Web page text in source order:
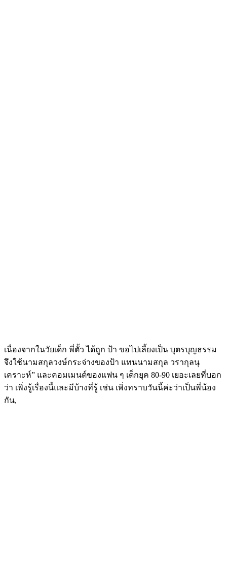
เนื่องจากในวัยเด็ก พี่ตั้ว ได้ถูก ป้า ขอไปเลี้ยงเป็น บุตรบุญธรรม
จึงใช้นามสกุลวงษ์กระจ่างของป้า แทนนามสกุล วรากุลนุ
เคราะห์” และคอมเมนต์ของแฟน ๆ เด็กยุค 80-90 เยอะเลยที่บอก
ว่า เพิ่งรู้เรื่องนี้และมีบ้างที่รู้ เช่น เพิ่งทราบวันนี้ค่ะว่าเป็นพี่น้อง
กัน,